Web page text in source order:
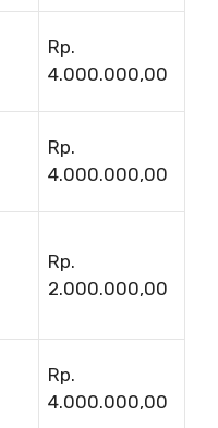
Rp.
4.000.000,00
Rp.
4.000.000,00
Rp.
2.000.000,00
Rp.
4.000.000,00